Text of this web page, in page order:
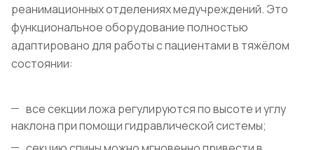
реанимационных отделениях медучреждений. Это
функциональное оборудование полностью
адаптировано для работы с пациентами в тяжёлом
состоянии:
все секции ложа регулируются по высоте и углу
наклона при помощи гидравлической системы;